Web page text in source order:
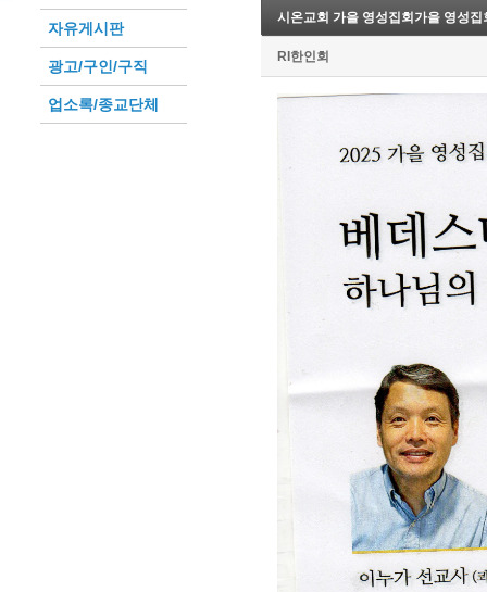
자유게시판
광고/구인/구직
업소록/종교단체
시온교회 가을 영성집회가을 영성집
RI한인회